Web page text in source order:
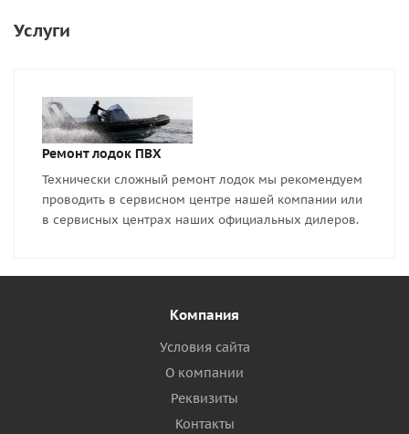
Услуги
Ремонт лодок ПВХ
Технически сложный ремонт лодок мы рекомендуем
проводить в сервисном центре нашей компании или
в сервисных центрах наших официальных дилеров.
Компания
Условия сайта
О компании
Реквизиты
Контакты